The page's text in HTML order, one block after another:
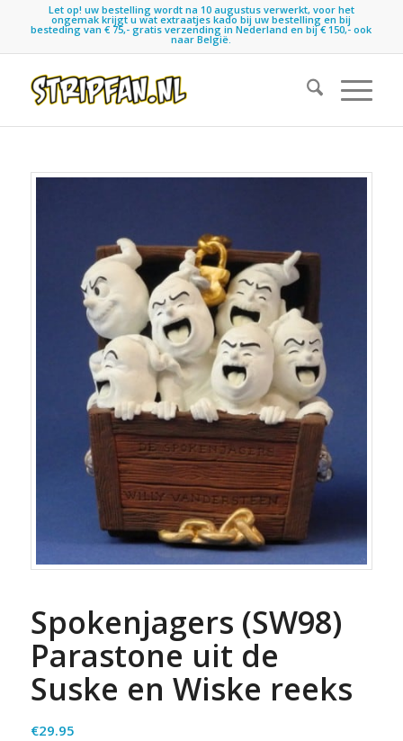
Let op! uw bestelling wordt na 10 augustus verwerkt, voor het
ongemak krijgt u wat extraatjes kado bij uw bestelling en bij
besteding van € 75,- gratis verzending in Nederland en bij € 150,- ook
naar België.
Spokenjagers (SW98)
Parastone uit de
Suske en Wiske reeks
€29.95